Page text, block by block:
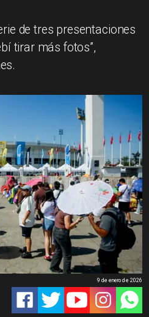
de tres presentaciones
tirar más fotos”,
9 de enero de 2026